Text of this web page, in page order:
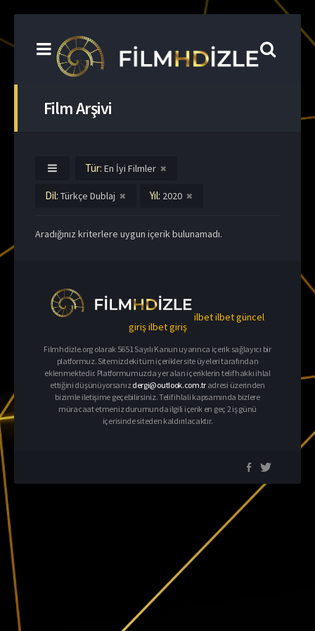
Film Arşivi
Tür: En İyi Filmler
Dil: Türkçe Dublaj Yıl: 2020
Aradığınız kriterlere uygun içerik bulunamadı.
ilbetilbet güncel
girişilbet giriş
Filmhdizle.org olarak 5651 Sayılı Kanun uyarınca içerik sağlayıcı bir
platformuz. Sitemizdeki tüm içerikler site üyeleri tarafından
eklenmektedir. Platformumuzda yer alan içeriklerin telif hakkı ihlal
ettiğini düşünüyorsanızdergi@outlook.com.tr adresi üzerinden
bizimle iletişime geçebilirsiniz. Telif ihlali kapsamında bizlere
müracaat etmeniz durumunda ilgili içerik en geç 2 iş günü
içerisinde siteden kaldırılacaktır.